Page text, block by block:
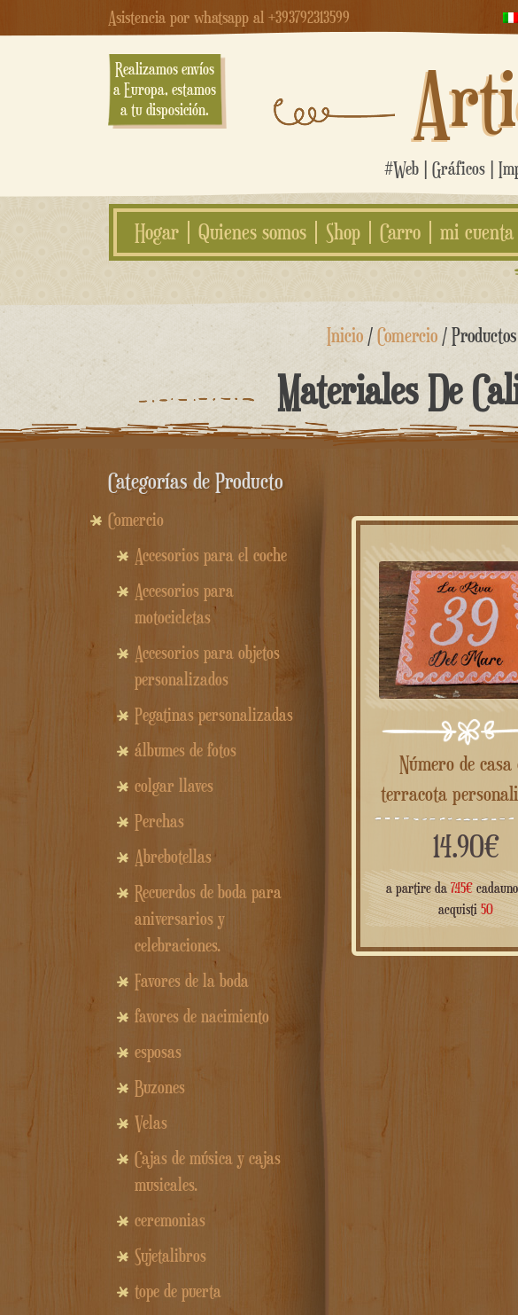
Asistencia por whatsapp al +393792313599
Realizamos envíos
a Europa, estamos
a tu disposición.
Arti
#Web | Gráficos |
Hogar Quienes somos Shop Carro mi cuenta
saltar
contenido
Inicio /Comercio /
Materiales De
Número de casa de
terracota
14.90€
a partire da 7.45€
acquisti50
Categorías de Producto
Comercio
Accesorios para el coche
Accesorios para
motocicletas
Accesorios para objetos
personalizados
Pegatinas personalizadas
álbumes de fotos
colgar llaves
Perchas
Abrebotellas
Recuerdos de boda para
aniversarios y
celebraciones.
Favores de la boda
favores de nacimiento
esposas
Buzones
Velas
Cajas de música y cajas
musicales.
ceremonias
Sujetalibros
tope de puerta